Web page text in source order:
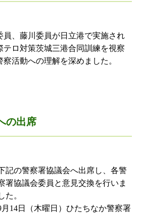
員、藤川委員が日立港で実施され
テロ対策茨城三港合同訓練を視察
察活動への理解を深めました。
の出席
記の警察署協議会へ出席し、各警
署協議会委員と意見交換を行いま
た。
月14日（木曜日）ひたちなか警察署